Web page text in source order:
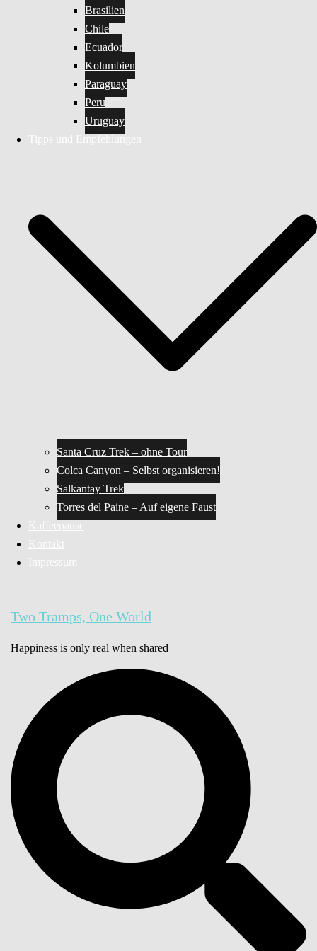
Brasilien
Chile
Ecuador
Kolumbien
Paraguay
Peru
Uruguay
Tipps und Empfehlungen
Santa Cruz Trek – ohne Tour
Colca Canyon – Selbst organisieren!
Salkantay Trek
Torres del Paine – Auf eigene Faust
Kaffeepause
Kontakt
Impressum
Two Tramps, One World
Happiness is only real when shared